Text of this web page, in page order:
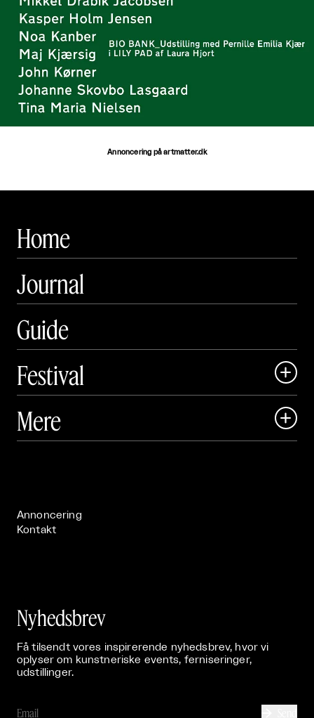
Annoncering på artmatter.dk
Home
Journal
Guide
Festival

 Art Matter Festival
Mere 
Annoncering
Kontakt
Nyhedsbrev
Få tilsendt vores inspirerende nyhedsbrev, hvor vi
oplyser om kunstneriske events, ferniseringer,
udstillinger.